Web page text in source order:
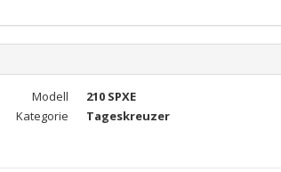
Modell 210 SPXE
Kategorie Tageskreuzer